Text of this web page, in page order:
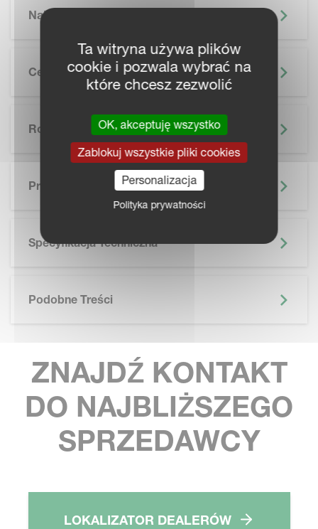
Najważniejsze Informacje
Cechy
Rolnictwo Precyzyjne
Prospekt
Specyfikacja Techniczna
Podobne Treści
ZNAJDŹ KONTAKT
DO NAJBLIŻSZEGO
SPRZEDAWCY
LOKALIZATOR DEALERÓW
Ta witryna używa plików
cookie i pozwala wybrać na
które chcesz zezwolić
OK, akceptuję wszystko
Zablokuj wszystkie pliki cookies
Personalizacja
Polityka prywatności